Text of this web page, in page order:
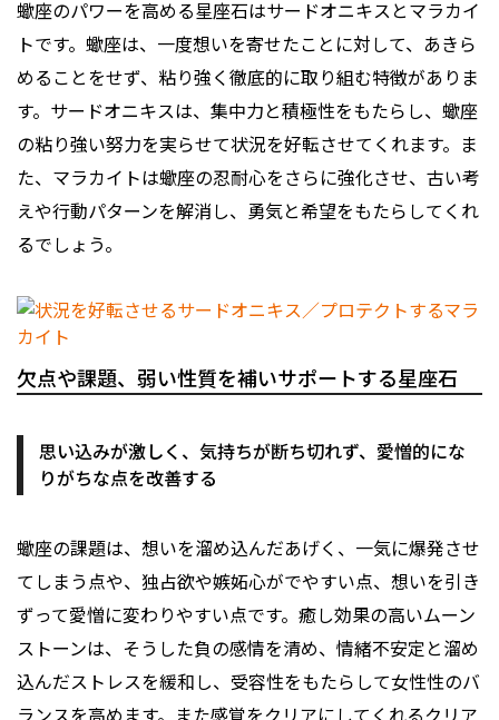
蠍座のパワーを高める星座石はサードオニキスとマラカイ
トです。蠍座は、一度想いを寄せたことに対して、あきら
めることをせず、粘り強く徹底的に取り組む特徴がありま
す。サードオニキスは、集中力と積極性をもたらし、蠍座
の粘り強い努力を実らせて状況を好転させてくれます。ま
た、マラカイトは蠍座の忍耐心をさらに強化させ、古い考
えや行動パターンを解消し、勇気と希望をもたらしてくれ
るでしょう。
欠点や課題、弱い性質を補いサポートする星座石
思い込みが激しく、気持ちが断ち切れず、愛憎的にな
りがちな点を改善する
蠍座の課題は、想いを溜め込んだあげく、一気に爆発させ
てしまう点や、独占欲や嫉妬心がでやすい点、想いを引き
ずって愛憎に変わりやすい点です。癒し効果の高いムーン
ストーンは、そうした負の感情を清め、情緒不安定と溜め
込んだストレスを緩和し、受容性をもたらして女性性のバ
ランスを高めます。また感覚をクリアにしてくれるクリア